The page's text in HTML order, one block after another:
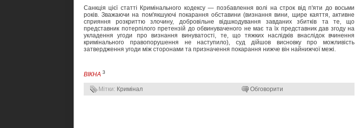
Санкція цієї статті Кримінального кодексу — позбавлення волі на строк від п'яти до восьми
років. Зважаючи на пом'якшуючі покарання обставини (визнання вини, щире каяття, активне
сприяння розкриттю злочину, добровільне відшкодування завданих збитків та те, що
представник потерпілого претензій до обвинуваченого не має та їх представник дав згоду на
укладення угоди про визнання винуватості, те, що тяжких наслідків внаслідок вчинення
кримінального правопорушення не наступило), суд дійшов висновку про можливість
затвердження угоди між сторонами та призначення покарання нижче він найнижчої межі.
ВІКНА 3
Мітки: Кримінал Обговорити